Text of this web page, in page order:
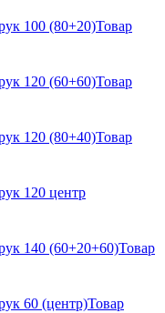
100 (80+20)Товар
120 (60+60)Товар
120 (80+40)Товар
120 центр
140 (60+20+60)Товар
60 (центр)Товар